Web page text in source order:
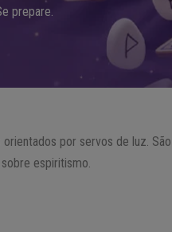
prepare.
por servos de luz. São
espiritismo.